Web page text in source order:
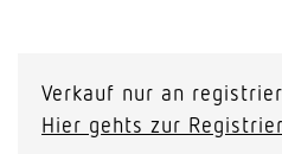
260
Verkauf nur an
Hier gehts zur